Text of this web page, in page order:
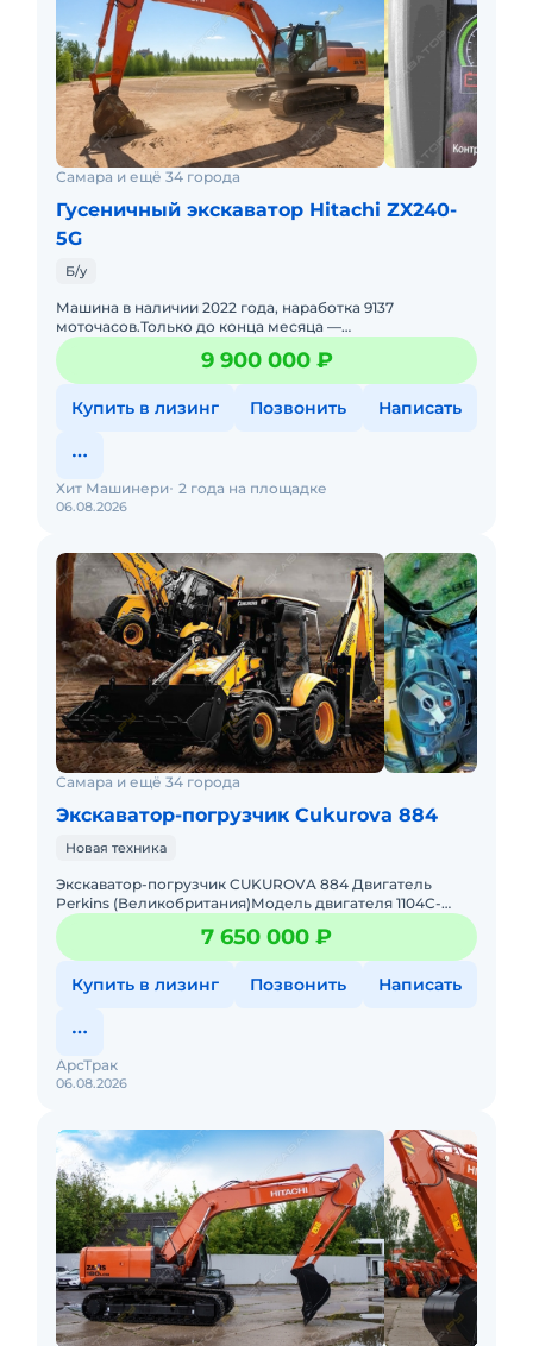
Самара и ещё 34 города
Гусеничный экскаватор Hitachi ZX240-
5G
Б/у
Машина в наличии 2022 года, наработка 9137
моточасов.Только до конца месяца —
беспрецедентное предложение для всех моделей
экскаваторов HITACHI!В наличии
9 900 000 ₽
Купить в лизинг Позвонить Написать
06.08.2026
Хит Машинери 2 года на площадке
Самара и ещё 34 города
Экскаватор-погрузчик Cukurova 884
Новая техника
Экскаватор-погрузчик CUKUROVA 884 Двигатель
Perkins (Великобритания)Модель двигателя 1104C-
44TТип двигателя 4-тактный 4-цилиндровый
дизельный, с турбона7 650 000 ₽
Купить в лизинг Позвонить Написать
06.08.2026
АрсТрак